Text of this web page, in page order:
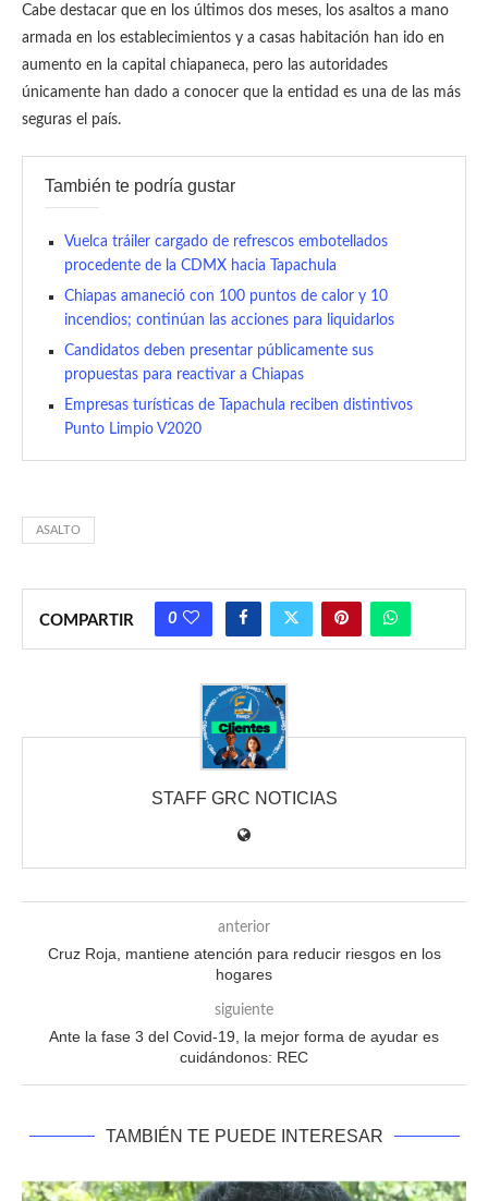
Cabe destacar que en los últimos dos meses, los asaltos a mano
armada en los establecimientos y a casas habitación han ido en
aumento en la capital chiapaneca, pero las autoridades
únicamente han dado a conocer que la entidad es una de las más
seguras el país.
También te podría gustar
Vuelca tráiler cargado de refrescos embotellados
procedente de la CDMX hacia Tapachula
Chiapas amaneció con 100 puntos de calor y 10
incendios; continúan las acciones para liquidarlos
Candidatos deben presentar públicamente sus
propuestas para reactivar a Chiapas
Empresas turísticas de Tapachula reciben distintivos
Punto Limpio V2020
ASALTO
COMPARTIR 0
STAFF GRC NOTICIAS
anterior
Cruz Roja, mantiene atención para reducir riesgos en los
hogares
siguiente
Ante la fase 3 del Covid-19, la mejor forma de ayudar es
cuidándonos: REC
TAMBIÉN TE PUEDE INTERESAR